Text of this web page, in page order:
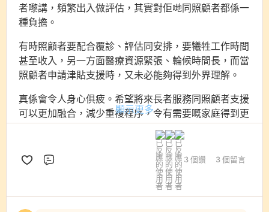
者嚟講，頻繁出入做評估，其實對佢哋同照顧者都係一
種負擔。
有時照顧者要配合覆診、評估同安排，要犧牲工作時間
甚至收入，另一方面醫療資源緊張、輪候時間長，而當
照顧者申請津貼支援時，又未必能夠得到外界理解。
真係會令人身心俱疲。希望將來長者服務同照顧者支援
可以更加融合，減少重複程序，令有需要嘅家庭得到更
合適嘅幫助。
顯示更多
3 個讚 3 個留言